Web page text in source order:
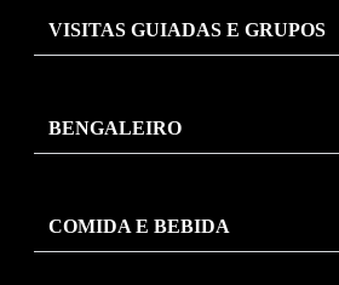
VISITAS GUIADAS E GRUPOS
BENGALEIRO
COMIDA E BEBIDA